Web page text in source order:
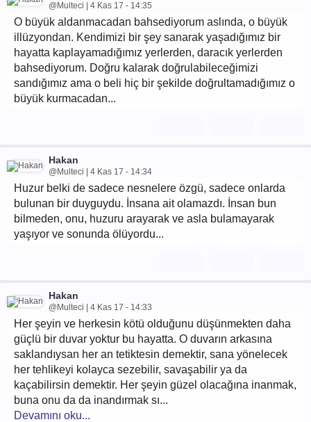
@Multeci | 4 Kas 17 - 14:35
O büyük aldanmacadan bahsediyorum aslında, o büyük
illüzyondan. Kendimizi bir şey sanarak yaşadığımız bir
hayatta kaplayamadığımız yerlerden, daracık yerlerden
bahsediyorum. Doğru kalarak doğrulabileceğimizi
sandığımız ama o beli hiç bir şekilde doğrultamadığımız o
büyük kurmacadan...
Hakan
@Multeci | 4 Kas 17 - 14:34
Huzur belki de sadece nesnelere özgü, sadece onlarda
bulunan bir duyguydu. İnsana ait olamazdı. İnsan bun
bilmeden, onu, huzuru arayarak ve asla bulamayarak
yaşıyor ve sonunda ölüyordu...
Hakan
@Multeci | 4 Kas 17 - 14:33
Her şeyin ve herkesin kötü olduğunu düşünmekten daha
güçlü bir duvar yoktur bu hayatta. O duvarın arkasına
saklandıysan her an tetiktesin demektir, sana yönelecek
her tehlikeyi kolayca sezebilir, savaşabilir ya da
kaçabilirsin demektir. Her şeyin güzel olacağına inanmak,
buna onu da da inandırmak sı...
Devamını oku...